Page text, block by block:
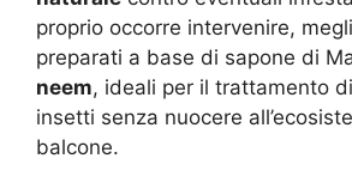
proprio occorre intervenire,
preparati a base di sapone di
neem, ideali per il trattamento
insetti senza nuocere
balcone.